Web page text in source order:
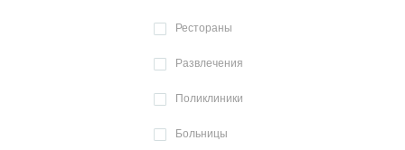
Рестораны
Развлечения
Поликлиники
Больницы